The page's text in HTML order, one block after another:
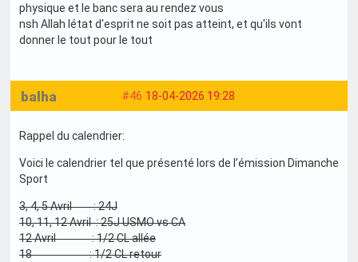
physique et le banc sera au rendez vous
nsh Allah létat d'esprit ne soit pas atteint, et qu'ils vont
donner le tout pour le tout
#46 18-04-2026 19:28
balha
Rappel du calendrier:
Voici le calendrier tel que présenté lors de l’émission Dimanche
Sport
3, 4, 5 Avril : 24J
10, 11, 12 Avril : 25J USMO vs CA
12 Avril : 1/2 CL allée
18 : 1/2 CL retour